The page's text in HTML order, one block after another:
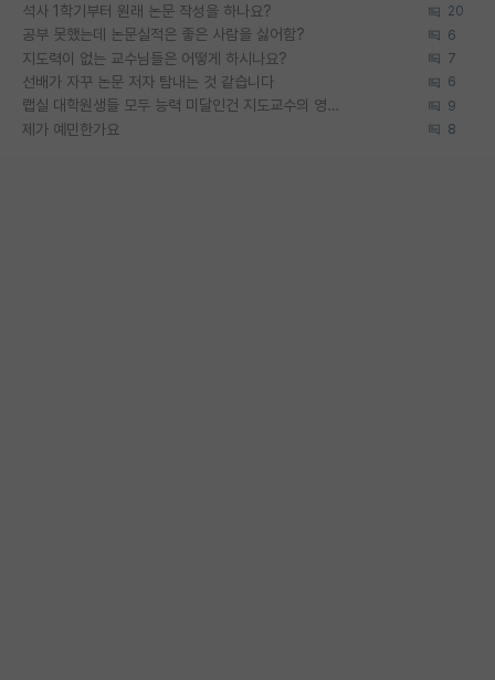
석사 1학기부터 원래 논문 작성을 하나요? 20
공부 못했는데 논문실적은 좋은 사람을 싫어함? 6
지도력이 없는 교수님들은 어떻게 하시나요? 7
선배가 자꾸 논문 저자 탐내는 것 같습니다 6
랩실 대학원생들 모두 능력 미달인건 지도교수의 영향 아닌가? 9
제가 예민한가요 8